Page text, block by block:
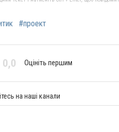
#проект
0,0 Оцініть першим
на наші канали